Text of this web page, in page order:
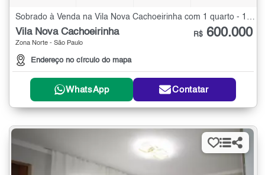
Sobrado à Venda na Vila Nova Cachoeirinha com 1 quarto - 120 m²
Vila Nova Cachoeirinha
Zona Norte - São Paulo
Endereço no círculo do mapa
R$ 600.000
WhatsApp Contatar